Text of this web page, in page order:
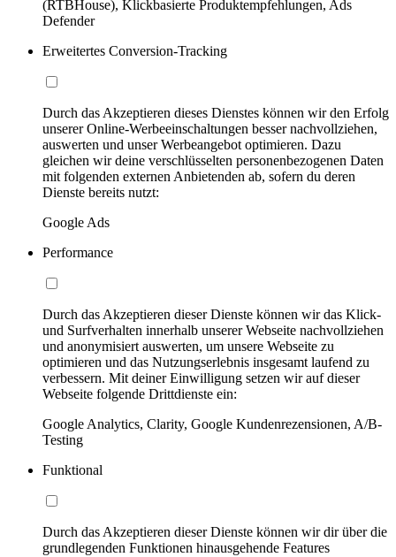
(RTBHouse), Klickbasierte Produktempfehlungen, Ads
Defender
Erweitertes Conversion-Tracking
Durch das Akzeptieren dieses Dienstes können wir den Erfolg
unserer Online-Werbeeinschaltungen besser nachvollziehen,
auswerten und unser Werbeangebot optimieren. Dazu
gleichen wir deine verschlüsselten personenbezogenen Daten
mit folgenden externen Anbietenden ab, sofern du deren
Dienste bereits nutzt:
Google Ads
Performance
Durch das Akzeptieren dieser Dienste können wir das Klick-
und Surfverhalten innerhalb unserer Webseite nachvollziehen
und anonymisiert auswerten, um unsere Webseite zu
optimieren und das Nutzungserlebnis insgesamt laufend zu
verbessern. Mit deiner Einwilligung setzen wir auf dieser
Webseite folgende Drittdienste ein:
Google Analytics, Clarity, Google Kundenrezensionen, A/B-
Testing
Funktional
Durch das Akzeptieren dieser Dienste können wir dir über die
grundlegenden Funktionen hinausgehende Features